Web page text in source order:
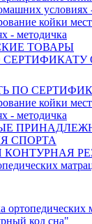
условиях
койки
- методичка
ТОВАРЫ
СЕРТИФИКАТУ
ПО
койки
- методичка
СПОРТА
ортопедических
код сна"